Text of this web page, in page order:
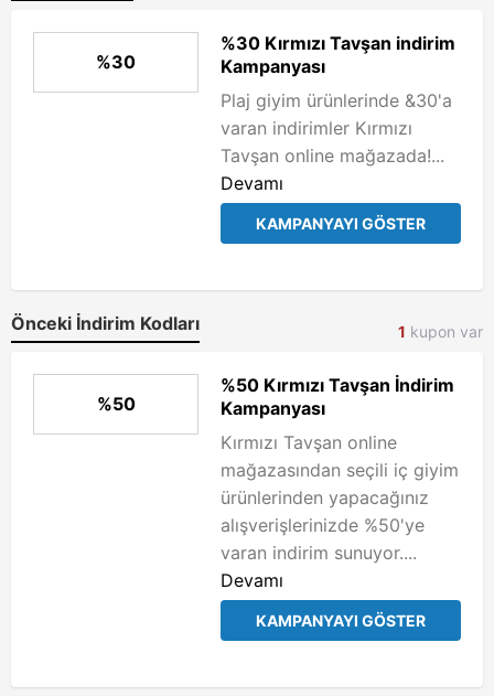
%30
%30 Kırmızı Tavşan indirim
Kampanyası
Plaj giyim ürünlerinde &30'a
varan indirimler Kırmızı
Tavşan online mağazada!...
Devamı
KAMPANYAYI GÖSTER
Önceki İndirim Kodları 1 kupon var
%50
%50 Kırmızı Tavşan İndirim
Kampanyası
Kırmızı Tavşan online
mağazasından seçili iç giyim
ürünlerinden yapacağınız
alışverişlerinizde %50'ye
varan indirim sunuyor....
Devamı
KAMPANYAYI GÖSTER